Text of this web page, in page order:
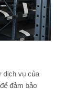
dịch vụ của
đảm bảo